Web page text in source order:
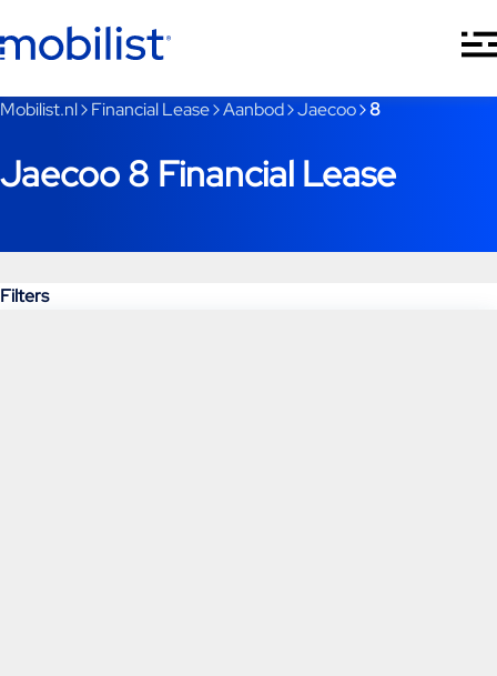
Je bent nu voorbij het hoofdmenu
Mobilist.nl Financial Lease Aanbod Jaecoo 8
Jaecoo 8 Financial Lease
Filters